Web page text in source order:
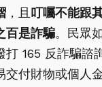
，且 叮囑不能跟
百是詐騙。民眾
打 165 反詐騙諮
付財物或個人金